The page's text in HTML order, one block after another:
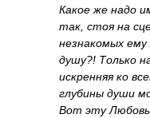
Какое же надо
так, стоя на
незнакомых
душу?! Только
искренняя ко
глубины души
Вот эту